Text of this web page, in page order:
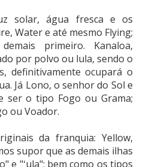
solar, água fresca e os
Water e até mesmo Flying;
primeiro. Kanaloa,
por polvo ou lula, sendo o
definitivamente ocupará o
Já Lono, o senhor do Sol e
ser o tipo Fogo ou Grama;
ou Voador.
da franquia: Yellow,
supor que as demais ilhas
e "ʻula"; bem como os tipos